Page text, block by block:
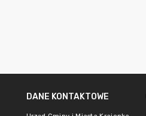
DANE KONTAKTOWE